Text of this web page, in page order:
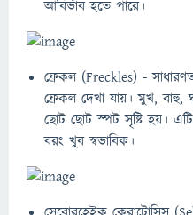
আবির্ভাব হতে পারে।
ফ্রেকল (Freckles) -
ফ্রেকল দেখা যায়। মুখ,
ছোট ছোট স্পট সৃষ্টি হয়।
বরং খুব স্বভাবিক।